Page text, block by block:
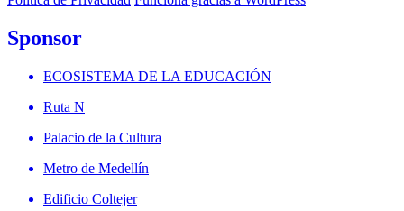
Sponsor
ECOSISTEMA DE LA EDUCACIÓN
Ruta N
Palacio de la Cultura
Metro de Medellín
Edificio Coltejer